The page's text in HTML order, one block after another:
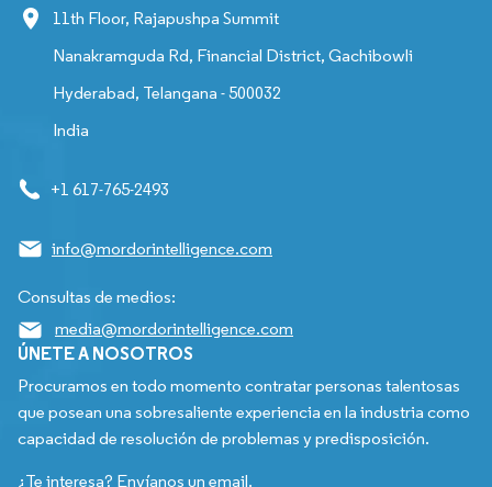
11th Floor, Rajapushpa Summit
Nanakramguda Rd, Financial District, Gachibowli
Hyderabad, Telangana - 500032
India
+1 617-765-2493
info@mordorintelligence.com
Consultas de medios:
media@mordorintelligence.com
ÚNETE A NOSOTROS
Procuramos en todo momento contratar personas talentosas
que posean una sobresaliente experiencia en la industria como
capacidad de resolución de problemas y predisposición.
¿Te interesa? Envíanos un email.